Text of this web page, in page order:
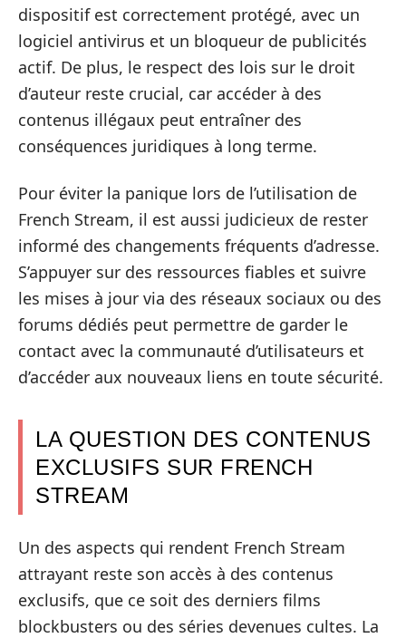
dispositif est correctement protégé, avec un
logiciel antivirus et un bloqueur de publicités
actif. De plus, le respect des lois sur le droit
d’auteur reste crucial, car accéder à des
contenus illégaux peut entraîner des
conséquences juridiques à long terme.
Pour éviter la panique lors de l’utilisation de
French Stream, il est aussi judicieux de rester
informé des changements fréquents d’adresse.
S’appuyer sur des ressources fiables et suivre
les mises à jour via des réseaux sociaux ou des
forums dédiés peut permettre de garder le
contact avec la communauté d’utilisateurs et
d’accéder aux nouveaux liens en toute sécurité.
LA QUESTION DES CONTENUS
EXCLUSIFS SUR FRENCH
STREAM
Un des aspects qui rendent French Stream
attrayant reste son accès à des contenus
exclusifs, que ce soit des derniers films
blockbusters ou des séries devenues cultes. La